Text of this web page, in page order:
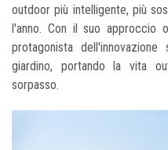
outdoor più intelligente, più
l'anno. Con il suo approccio
protagonista
giardino, portando la vita
sorpasso.